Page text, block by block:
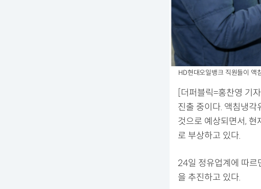
HD현대오일뱅크 직원들이 액
[더퍼블릭=홍찬영 기
진출 중이다. 액침냉
것으로 예상되면서,
로 부상하고 있다.
24일 정유업계에 따르
을 추진하고 있다.